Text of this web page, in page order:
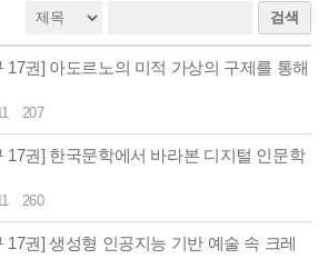
검색
17권] 아도르노의 미적 가상의 구제를 통해
207
17권] 한국문학에서 바라본 디지털 인문학
260
17권] 생성형 인공지능 기반 예술 속 크레